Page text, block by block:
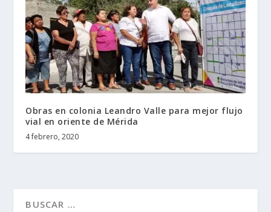
Obras en colonia Leandro Valle para mejor flujo
vial en oriente de Mérida
4 febrero, 2020